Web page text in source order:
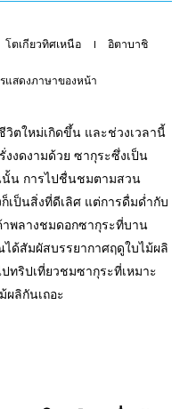
โตเกียวทิศเหนือ
อิตาบาชิ
แสดงภาษาของหน้า
วิตใหม่เกิดขึ้น และช่วงเวลานี้
งดงามด้วย ซากุระซึ่งเป็น
น การไปชื่นชมตามสวน
เป็นสิ่งที่ดีเลิศ แต่การดื่มด่ำกับ
พลางชมดอกซากุระที่บาน
ด้สัมผัสบรรยากาศฤดูใบไม้ผลิ
ทริปเที่ยวชมซากุระที่เหมาะ
ผลิกันเถอะ